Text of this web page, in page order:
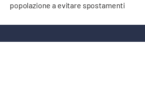
popolazione a evitare spostamenti